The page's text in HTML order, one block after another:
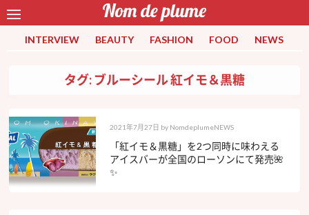
INTERVIEW BEAUTY FASHION FOOD NEWS
タグ: ブルーシール 紅イモ＆黒糖
2021年7月27日 by NomdeplumeNEWS
「紅イモ＆黒糖」を2つ同時に味わえる
アイスバーが全国のローソンにて発売🌺
✨